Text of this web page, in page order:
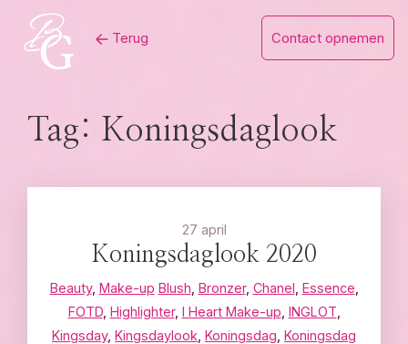
content
Terug Contact opnemen
Tag: Koningsdaglook
27 april
Koningsdaglook 2020
Beauty, Make-up Blush Bronzer, Chanel Essence
FOTD, Highlighter, I Heart Make-up INGLOT
Kingsday, Kingsdaylook Koningsdag Koningsdag